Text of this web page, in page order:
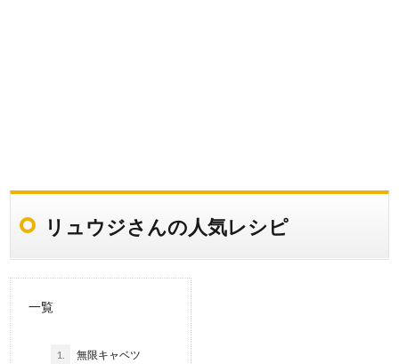
リュウジさんの人気レシピ
一覧
1. 無限キャベツ